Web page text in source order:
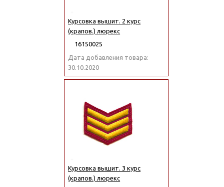
Курсовка вышит. 2 курс
(крапов.) люрекс
16150025
Дата добавления товара:
30.10.2020
Курсовка вышит. 3 курс
(крапов.) люрекс